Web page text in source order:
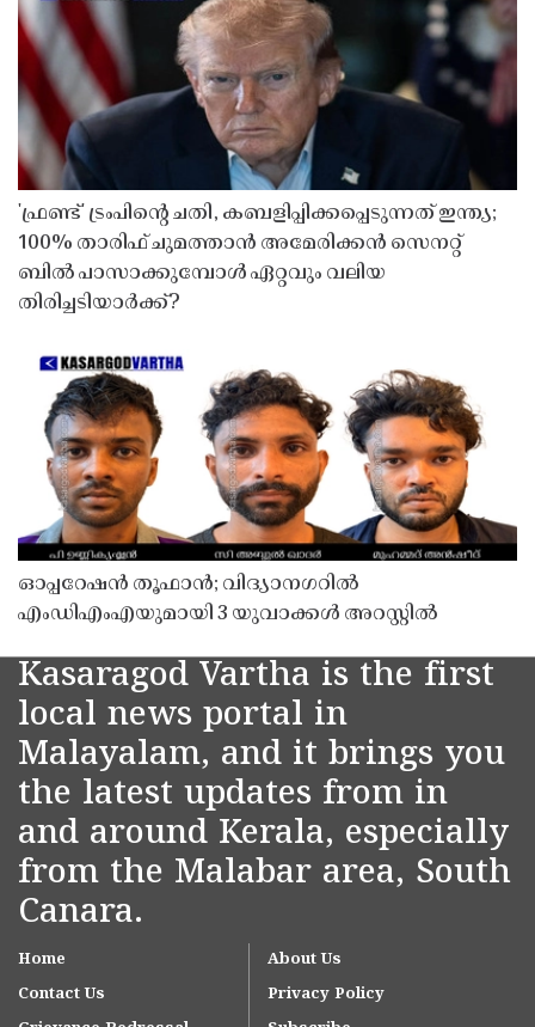
'ഫ്രണ്ട്' ട്രംപിന്റെ ചതി, കബളിപ്പിക്കപ്പെടുന്നത് ഇന്ത്യ;
100% താരിഫ് ചുമത്താൻ അമേരിക്കൻ സെനറ്റ്
ബിൽ പാസാക്കുമ്പോൾ ഏറ്റവും വലിയ
തിരിച്ചടിയാർക്ക്?
ഓപ്പറേഷൻ തൂഫാൻ; വിദ്യാനഗറിൽ
എംഡിഎംഎയുമായി 3 യുവാക്കൾ അറസ്റ്റിൽ
Kasaragod Vartha is the first
local news portal in
Malayalam, and it brings you
the latest updates from in
and around Kerala, especially
from the Malabar area, South
Canara.
Home
About Us
Contact Us
Privacy Policy